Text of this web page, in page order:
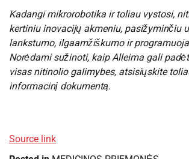
Kadangi mikrorobotika ir toliau vystosi,
kertiniu inovacijų akmeniu, pasižyminčiu
lankstumo, ilgaamžiškumo ir
Norėdami sužinoti, kaip Alleima gali
visas nitinolio galimybes, atsisiųskite
informacinį dokumentą.
Source link